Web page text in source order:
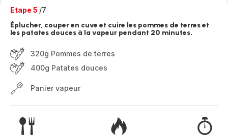
Etape 5 /7
Éplucher, couper en cuve et cuire les pommes de terres et
les patates douces à la vapeur pendant 20 minutes.
320g Pommes de terres
400g Patates douces
Panier vapeur